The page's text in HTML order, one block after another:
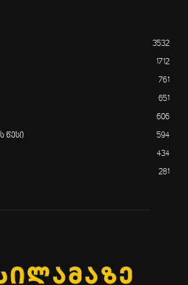
3532
1712
761
651
606
წესი 594
434
281